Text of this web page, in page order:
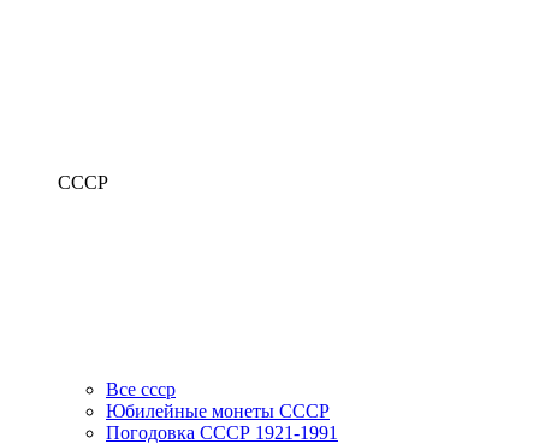
СССР
Все ссср
Юбилейные монеты СССР
Погодовка СССР 1921-1991